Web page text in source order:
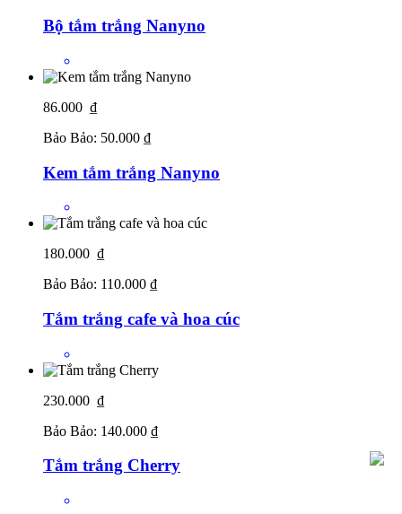
Bộ tắm trắng Nanyno
86.000 ₫
Bảo Bảo: 50.000 ₫
Kem tắm trắng Nanyno
180.000 ₫
Bảo Bảo: 110.000 ₫
Tắm trắng cafe và hoa cúc
230.000 ₫
Bảo Bảo: 140.000 ₫
Tắm trắng Cherry